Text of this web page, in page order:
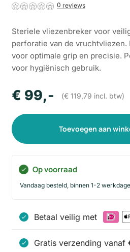
0
Steriele vliezenbreker voor
perforatie van de
voor optimale grip en precisie.
voor hygiënisch gebruik.
€ 99,- (€119,79 incl. btw)
Toevoegen aan
Op voorraad
Vandaag besteld, binnen 1-2
Betaal veilig met
Gratis verzending vanaf